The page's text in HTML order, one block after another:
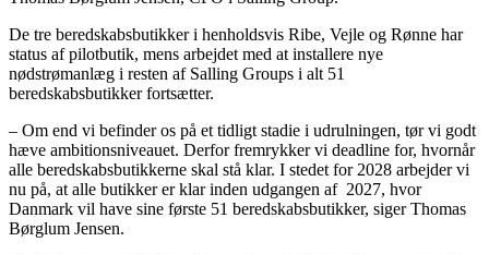
De tre beredskabsbutikker i henholdsvis Ribe, Vejle og Rønne har
status af pilotbutik, mens arbejdet med at installere nye
nødstrømanlæg i resten af Salling Groups i alt 51
beredskabsbutikker fortsætter.
– Om end vi befinder os på et tidligt stadie i udrulningen, tør vi godt
hæve ambitionsniveauet. Derfor fremrykker vi deadline for, hvornår
alle beredskabsbutikkerne skal stå klar. I stedet for 2028 arbejder vi
nu på, at alle butikker er klar inden udgangen af 2027, hvor
Danmark vil have sine første 51 beredskabsbutikker, siger Thomas
Børglum Jensen.